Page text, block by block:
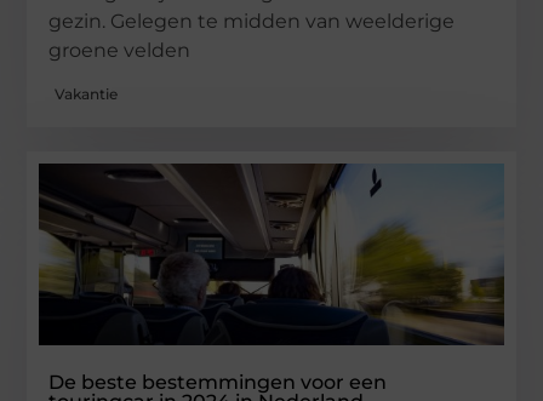
gezin. Gelegen te midden van weelderige
groene velden
Vakantie
De beste bestemmingen voor een